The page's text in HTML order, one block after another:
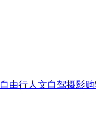
自由行人文自驾摄影